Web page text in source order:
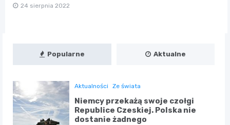
24 sierpnia 2022
Popularne Aktualne
Aktualności Ze świata
Niemcy przekażą swoje czołgi
Republice Czeskiej. Polska nie
dostanie żadnego